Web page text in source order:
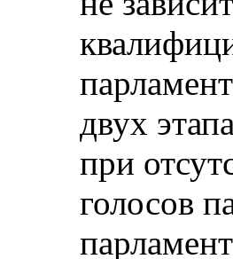
двух
при
голосов